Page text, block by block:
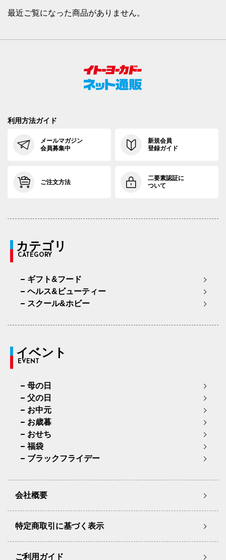
最近ご覧になった商品がありません。
利用方法ガイド
メールマガジン
会員募集中
新規会員
登録ガイド
ご注文方法
二要素認証に
ついて
カテゴリ
CATEGORY
ギフト&フード
ヘルス&ビューティー
スクール&ホビー
イベント
EVENT
母の日
父の日
お中元
お歳暮
おせち
福袋
ブラックフライデー
会社概要
特定商取引に基づく表示
ご利用ガイド